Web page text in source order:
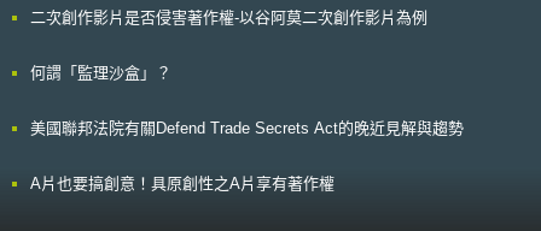
徵（essential feature），只是單純申請標的之目的或結果而已。三、在
保護的標的。例如圖形使用者介面（GUI）因其必須依賴手機等載體才能流
從本次第16號修正可以看出，越南近年來因應智慧財產權的國際趨勢，
在法規上做出的回應及釐清。對於在越南從事商業活動的我國廠商而言，建
況及發展。 「本文同步刊登於TIPS網站（https://www.tips.org.tw）」
範圍，可以想見其中必然包括廣告服務。因此，它所指定的服務即包含類似
佈廣告。 澳洲商標審查員亦同時提到GOOGLE此造字的特殊性，及另
EBAY的結合造字，加上並沒有其他字義解釋的情況下，想當然爾會認為
係家族的商標之一。加上GOOGLE商標在澳洲亦有十足的知名度*，更能讓
商標審查員同意如此“欺矇性的”相似商標有足以令人混淆誤認之虞。 在
二次創作影片是否侵害著作權-以谷阿莫二次創作影片為例
何謂「監理沙盒」？
美國聯邦法院有關Defend Trade Secrets Act的晚近見解與趨勢
A片也要搞創意！具原創性之A片享有著作權